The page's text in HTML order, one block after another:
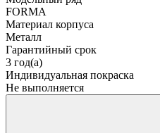
FORMA
Материал корпуса
Металл
Гарантийный срок
3 год(а)
Индивидуальная покраска
Не выполняется